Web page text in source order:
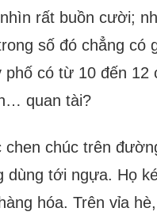
rất buồn cười;
số đó chẳng có
phố có từ 10 đến
quan tài?
chen chúc trên
dùng tới ngựa. Họ
hóa. Trên vỉa